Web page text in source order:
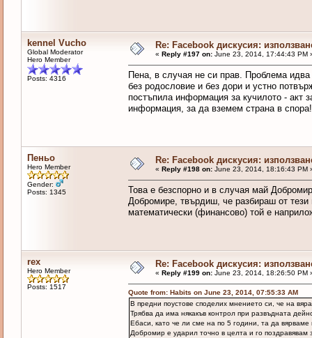
kennel Vucho
Global Moderator
Hero Member
Posts: 4316
Re: Facebook дискусия:
« Reply #197 on:June 23, 2014, 17:44:43 PM
Пена, в случая не си прав. Проблема
без родословие и без дори и устно
постъпила информация за кучилото - акт
информация, за да вземем страна в спора!
Пеньо
Hero Member
Gender:
Posts: 1345
Re: Facebook дискусия:
« Reply #198 on:June 23, 2014, 18:16:43 PM
Това е безспорно и в случая май
Добромире, твърдиш, че разбираш от
математически (финансово) той е
rex
Hero Member
Posts: 1517
Re: Facebook дискусия:
« Reply #199 on:June 23, 2014, 18:26:50 PM
Quote from: Habits on June 23, 2014, 07:55:33 AM
В предни поустове споделих мнението си, че на
Трябва да има някакъв контрол при развъдната
Ебаси, като че ли сме на по 5 години, та да вярваме
Добромир е ударил точно в целта и го поздравявам